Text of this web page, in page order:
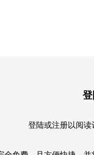
登陆或注册以阅